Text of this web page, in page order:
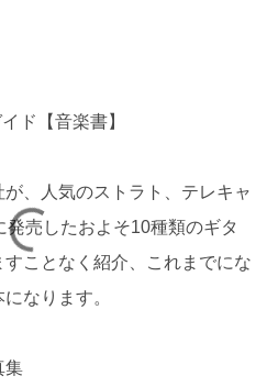
ド【音楽書】
、人気のストラト、テレキャ
売したおよそ10種類のギタ
ことなく紹介、これまでにな
なります。
集